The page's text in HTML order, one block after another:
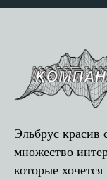
Эльбрус красив
множество
которые